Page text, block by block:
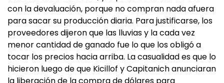
con la devaluación, porque no compran nada afuera
para sacar su producción diaria. Para justificarse, los
proveedores dijeron que las lluvias y la cada vez
menor cantidad de ganado fue lo que los obligó a
tocar los precios hacia arriba. La casualidad es que lo
hicieron luego de que Kicillof y Capitanich anunciaran